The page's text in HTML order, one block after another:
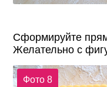
Сформируйте
Желательно с
Фото 8